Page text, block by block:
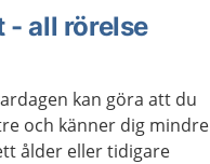
- all rörelse
kan göra att du
och känner dig mindre
ålder eller tidigare